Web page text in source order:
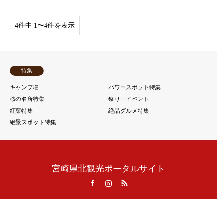
4件中 1〜4件を表示
特集
キャンプ場
パワースポット特集
桜の名所特集
祭り・イベント
紅葉特集
絶品グルメ特集
絶景スポット特集
宮崎県北観光ポータルサイト